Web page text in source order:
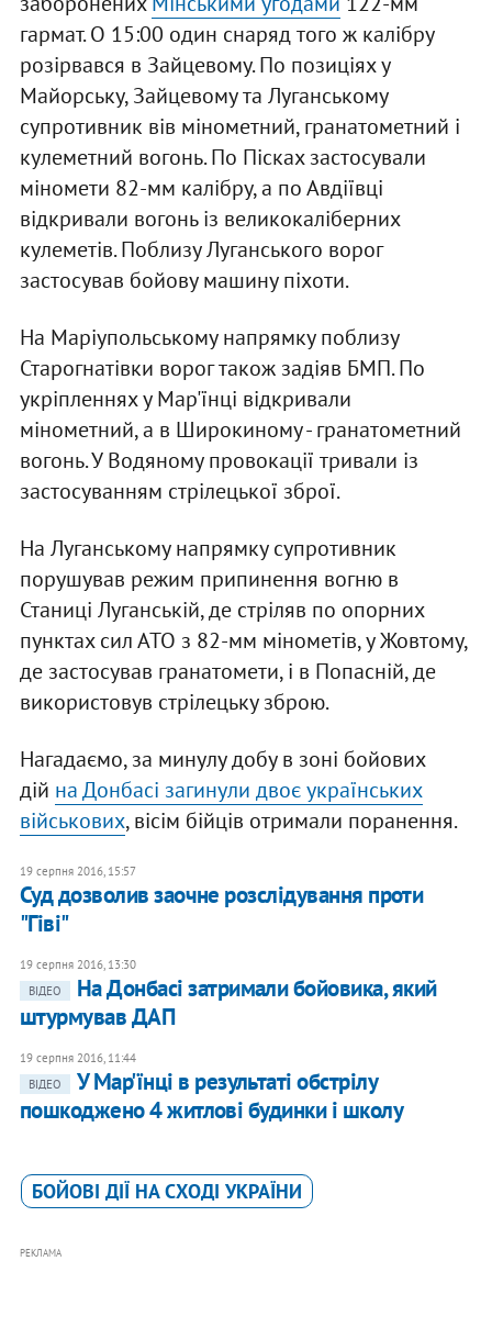
гармат. О 15:00 один снаряд того ж калібру
розірвався в Зайцевому. По позиціях у
Майорську, Зайцевому та Луганському
супротивник вів мінометний, гранатометний і
кулеметний вогонь. По Пісках застосували
міномети 82-мм калібру, а по Авдіївці
відкривали вогонь із великокаліберних
кулеметів. Поблизу Луганського ворог
застосував бойову машину піхоти.
На Маріупольському напрямку поблизу
Старогнатівки ворог також задіяв БМП. По
укріпленнях у Мар'їнці відкривали
мінометний, а в Широкиному - гранатометний
вогонь. У Водяному провокації тривали із
застосуванням стрілецької зброї.
На Луганському напрямку супротивник
порушував режим припинення вогню в
Станиці Луганській, де стріляв по опорних
пунктах сил АТО з 82-мм мінометів, у Жовтому,
де застосував гранатомети, і в Попасній, де
використовув стрілецьку зброю.
Нагадаємо, за минулу добу в зоні бойових
дій на Донбасі загинули двоє українських
військових, вісім бійців отримали поранення.
19 серпня 2016, 15:57
Суд дозволив заочне розслідування проти
"Гіві"
19 серпня 2016, 13:30
ВІДЕО
На Донбасі затримали бойовика, який
штурмував ДАП
19 серпня 2016, 11:44
ВІДЕО
У Мар'їнці в результаті обстрілу
пошкоджено 4 житлові будинки і школу
БОЙОВІ ДІЇ НА СХОДІ УКРАЇНИ
РЕКЛАМА